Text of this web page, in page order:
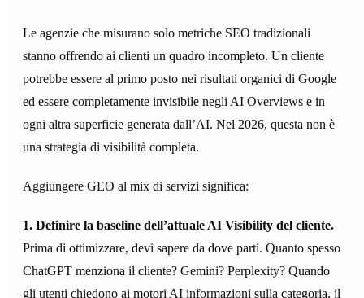
Le agenzie che misurano solo metriche SEO tradizionali
stanno offrendo ai clienti un quadro incompleto. Un cliente
potrebbe essere al primo posto nei risultati organici di Google
ed essere completamente invisibile negli AI Overviews e in
ogni altra superficie generata dall’AI. Nel 2026, questa non è
una strategia di visibilità completa.
Aggiungere GEO al mix di servizi significa:
1. Definire la baseline dell’attuale AI Visibility del cliente.
Prima di ottimizzare, devi sapere da dove parti. Quanto spesso
ChatGPT menziona il cliente? Gemini? Perplexity? Quando
gli utenti chiedono ai motori AI informazioni sulla categoria, il